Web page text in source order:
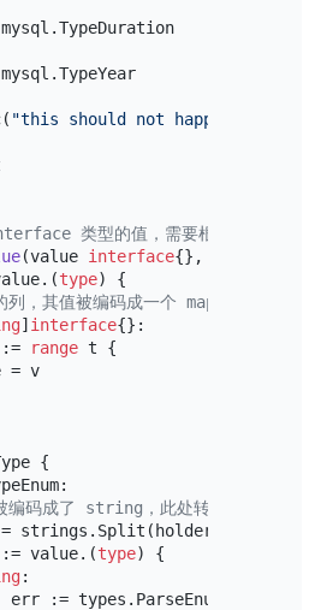
"this should not happen,
类型的值，需要根据 holder 提
(value interface{}, holder
type) {
其值被编码成一个 map，只有一个键
] interface{}:
range t {
= v
{
编码成了 string，此处转换为对应于
strings.Split(holder[
value.(type) {
:
err := types.ParseEnum(allowed,